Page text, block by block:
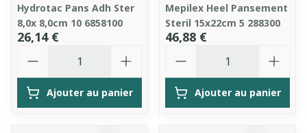
Hydrotac Pans Adh Ster
8,0x 8,0cm 10 6858100
26,14 €
Ajouter au panier
Mepilex Heel Pansement
Steril 15x22cm 5 288300
46,88 €
Ajouter au panier